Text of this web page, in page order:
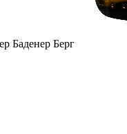
Баденер Берг